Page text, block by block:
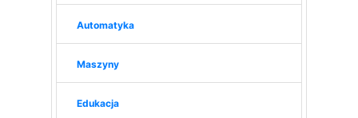
Automatyka
Maszyny
Edukacja